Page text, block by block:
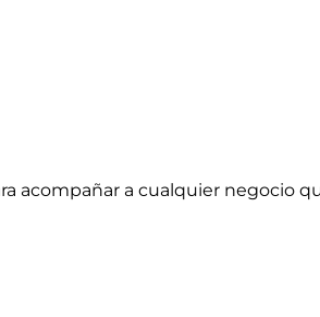
a cualquier negocio